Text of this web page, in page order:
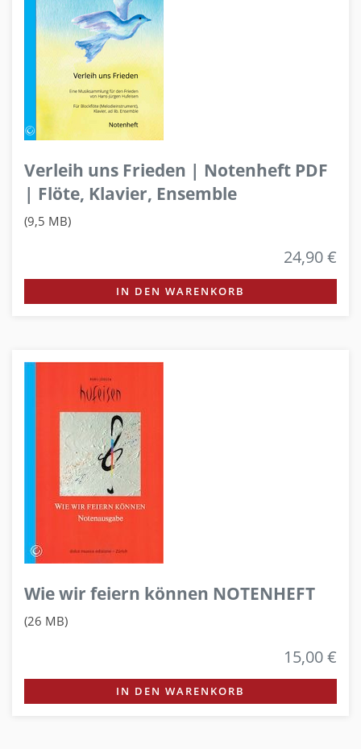
Verleih uns Frieden | Notenheft PDF
| Flöte, Klavier, Ensemble
(9,5 MB)
24,90 €
IN DEN WARENKORB
Wie wir feiern können NOTENHEFT
(26 MB)
15,00 €
IN DEN WARENKORB